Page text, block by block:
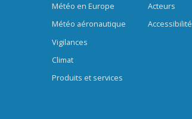
Météo en Europe
Météo aéronautique
Vigilances
Climat
Produits et services
Acteurs
Accessibilité